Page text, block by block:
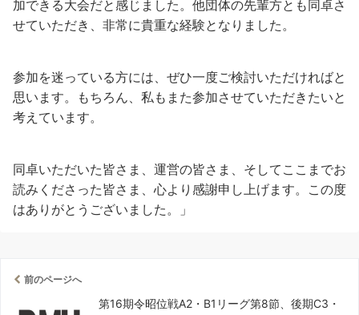
加できる大会だと感じました。他団体の先輩方とも同卓さ
せていただき、非常に貴重な経験となりました。
参加を迷っている方には、ぜひ一度ご検討いただければと
思います。もちろん、私もまた参加させていただきたいと
考えています。
同卓いただいた皆さま、運営の皆さま、そしてここまでお
読みくださった皆さま、心より感謝申し上げます。この度
はありがとうございました。」
前のページへ
第16期令昭位戦A2・B1リーグ第8節、後期C3・